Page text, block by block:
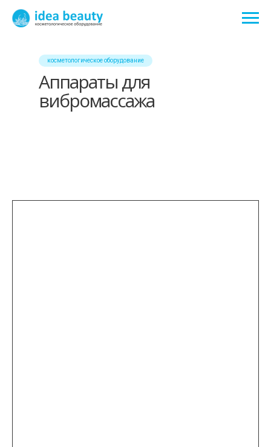
Аппараты для
вибромассажа
косметологическое оборудование